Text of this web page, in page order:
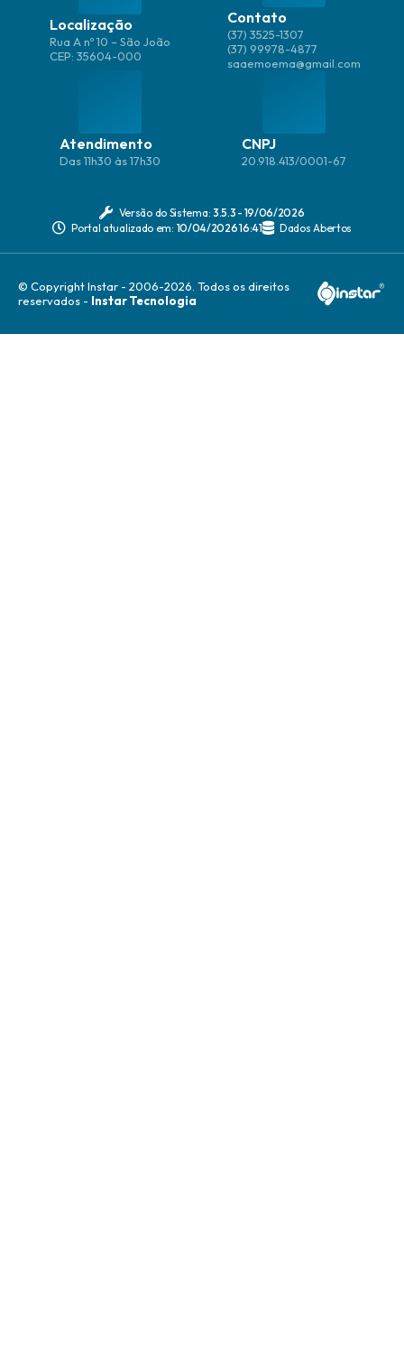
Localização
Rua A nº 10 – São João
CEP: 35604-000
Contato
(37) 3525-1307
(37) 99978-4877
saaemoema@gmail.com
Atendimento
Das 11h30 às 17h30
CNPJ
20.918.413/0001-67
Versão do Sistema: 3.5.3 - 19/06/2026
Portal atualizado em: 10/04/2026 16:41 Dados Abertos
© Copyright Instar - 2006-2026. Todos os direitos
reservados - Instar Tecnologia